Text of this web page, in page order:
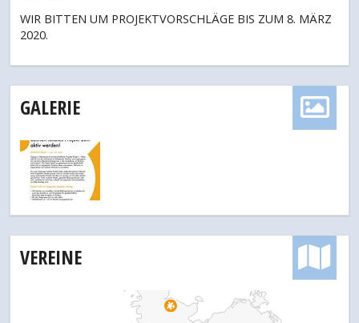
WIR BITTEN UM PROJEKTVORSCHLÄGE BIS ZUM 8. MÄRZ
2020.
GALERIE
VEREINE